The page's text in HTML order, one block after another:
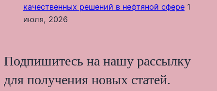
качественных решений в нефтяной сфере 1
июля, 2026
Подпишитесь на нашу рассылку
для получения новых статей.